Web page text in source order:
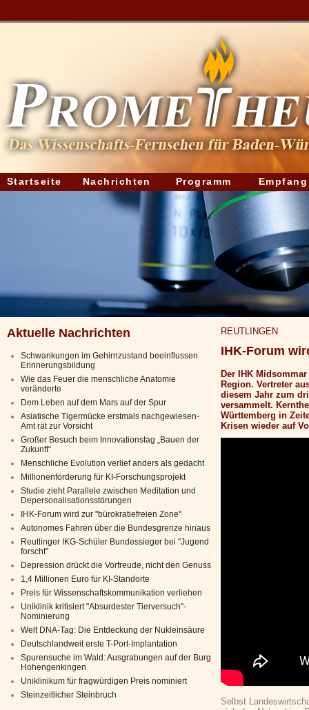
Startseite Nachrichten Programm Empfang
Aktuelle Nachrichten
Schwankungen im Gehirnzustand beeinflussen
Erinnerungsbildung
Wie das Feuer die menschliche Anatomie
veränderte
Dem Leben auf dem Mars auf der Spur
Asiatische Tigermücke erstmals nachgewiesen-
Amt rät zur Vorsicht
Großer Besuch beim Innovationstag „Bauen der
Zukunft“
Menschliche Evolution verlief anders als gedacht
Millionenförderung für KI-Forschungsprojekt
Studie zieht Parallele zwischen Meditation und
Depersonalisationsstörungen
IHK-Forum wird zur "bürokratiefreien Zone"
Autonomes Fahren über die Bundesgrenze hinaus
Reutlinger IKG-Schüler Bundessieger bei "Jugend
forscht"
Depression drückt die Vorfreude, nicht den Genuss
1,4 Millionen Euro für KI-Standorte
Preis für Wissenschaftskommunikation verliehen
Uniklinik kritisiert "Absurdester Tierversuch"-
Nominierung
Welt DNA-Tag: Die Entdeckung der Nukleinsäure
Deutschlandweit erste T-Port-Implantation
Spurensuche im Wald: Ausgrabungen auf der Burg
Hohengenkingen
Uniklinikum für fragwürdigen Preis nominiert
Steinzeitlicher Steinbruch
REUTLINGEN
IHK-Forum
Der IHK
Region. Vertreter
diesem Jahr zum
versammelt.
Württemberg in
Krisen wieder auf
Selbst